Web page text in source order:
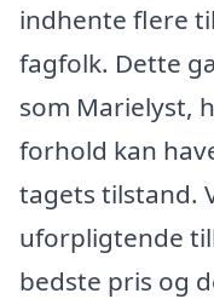
indhente flere
fagfolk. Dette
som Marielyst,
forhold kan
tagets tilstand.
uforpligtende
bedste pris og